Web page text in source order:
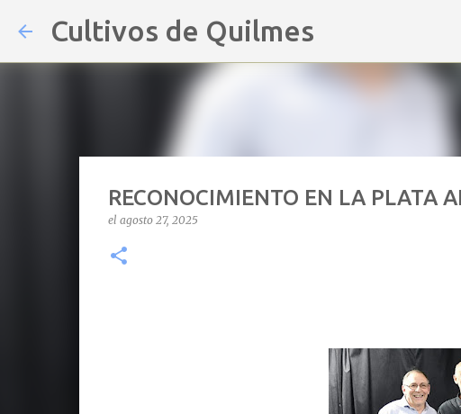
Cultivos de Quilmes
RECONOCIMIENTO EN LA PLATA
el agosto 27, 2025